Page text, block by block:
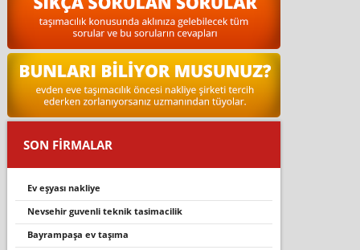
SON FİRMALAR
ev eşyasi nakli̇ye
nevsehi̇r guvenli̇ tekni̇k tasi̇maci̇li̇k
bayrampaşa ev taşıma